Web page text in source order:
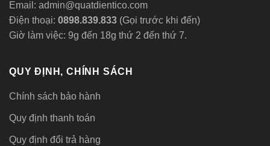
Email: admin@quatdientico.com
Điện thoại: 0898.839.833 (Gọi trước khi đến)
Giờ làm việc: 9g đến 18g thứ 2 đến thứ 7.
QUY ĐỊNH, CHÍNH SÁCH
Chính sách bảo hành
Quy định thanh toán
Quy định đổi trả hàng